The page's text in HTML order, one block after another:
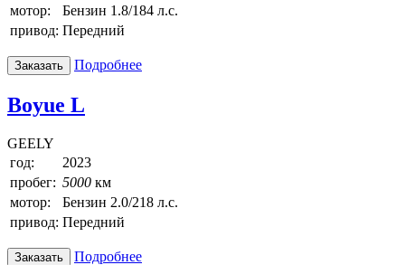
мотор:
Бензин 1.8/184 л.с.
привод: Передний
Заказать Подробнее
Boyue L
GEELY
год:
2023
пробег: 5000 км
мотор:
Бензин 2.0/218 л.с.
привод: Передний
Заказать Подробнее